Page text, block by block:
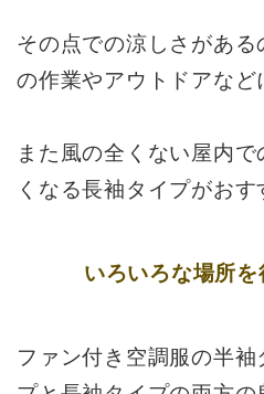
その点での涼しさがあ
の作業やアウトドアなど
また風の全くない屋内
くなる長袖タイプがおす
いろいろな場所
ファン付き空調服の半